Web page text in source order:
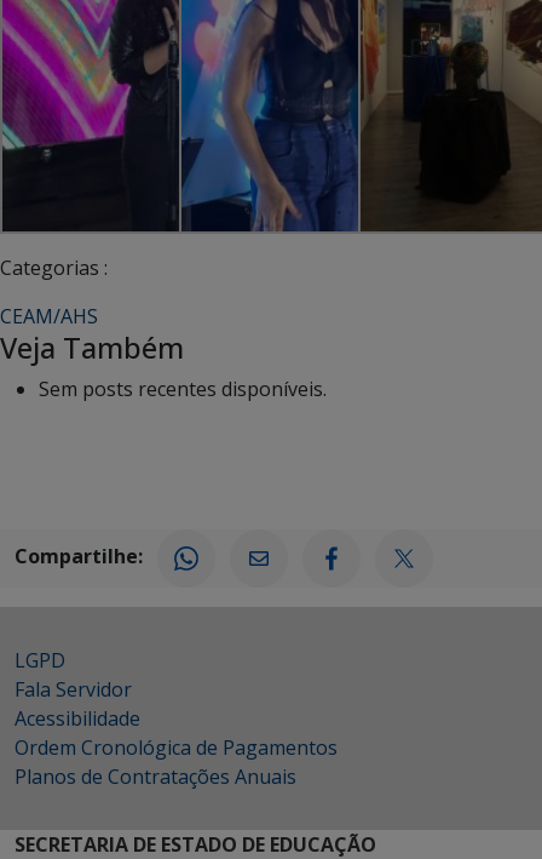
Categorias :
CEAM/AHS
Veja Também
Sem posts recentes disponíveis.
Compartilhe:
LGPD
Fala Servidor
Acessibilidade
Ordem Cronológica de Pagamentos
Planos de Contratações Anuais
SECRETARIA DE ESTADO DE EDUCAÇÃO